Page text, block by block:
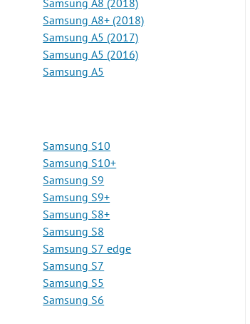
Samsung A8 (2018)
Samsung A8+ (2018)
Samsung A5 (2017)
Samsung A5 (2016)
Samsung A5
Samsung S10
Samsung S10+
Samsung S9
Samsung S9+
Samsung S8+
Samsung S8
Samsung S7 edge
Samsung S7
Samsung S5
Samsung S6